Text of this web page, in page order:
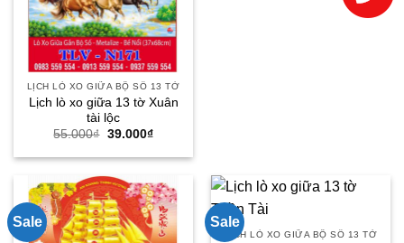
LỊCH LÒ XO GIỮA BỘ SỐ 13 TỜ
Lịch lò xo giữa 13 tờ Xuân
tài lộc
55.000₫ Giá
là:
39.000₫Giá
tại
39.000₫.
Sale Sale
LỊCH LÒ XO GIỮA BỘ SỐ 13 TỜ